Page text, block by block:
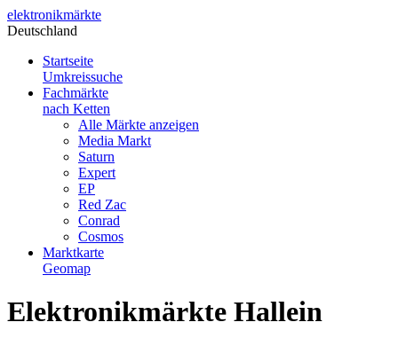
elektronikmärkte
Deutschland
Startseite
Umkreissuche
Fachmärkte
nach Ketten
Alle Märkte anzeigen
Media Markt
Saturn
Expert
EP
Red Zac
Conrad
Cosmos
Marktkarte
Geomap
Elektronikmärkte Hallein